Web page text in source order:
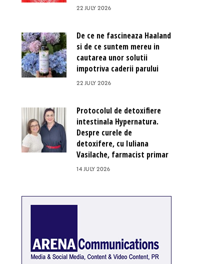
22 JULY 2026
De ce ne fascineaza Haaland
si de ce suntem mereu in
cautarea unor solutii
impotriva caderii parului
22 JULY 2026
Protocolul de detoxifiere
intestinala Hypernatura.
Despre curele de
detoxifere, cu Iuliana
Vasilache, farmacist primar
14 JULY 2026